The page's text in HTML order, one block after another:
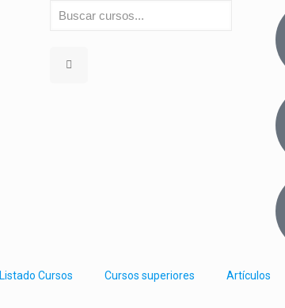
Listado Cursos Cursos superiores Artículos